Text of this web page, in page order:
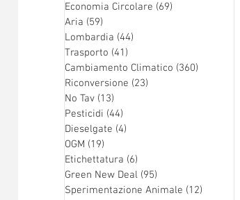
Economia Circolare (69)
Aria (59)
Lombardia (44)
Trasporto (41)
Cambiamento Climatico (360)
Riconversione (23)
No Tav (13)
Pesticidi (44)
Dieselgate (4)
OGM (19)
Etichettatura (6)
Green New Deal (95)
Sperimentazione Animale (12)